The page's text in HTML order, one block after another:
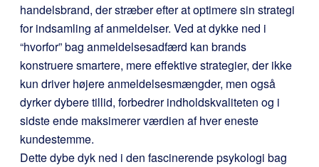
handelsbrand, der stræber efter at optimere sin strategi
for indsamling af anmeldelser. Ved at dykke ned i
“hvorfor” bag anmeldelsesadfærd kan brands
konstruere smartere, mere effektive strategier, der ikke
kun driver højere anmeldelsesmængder, men også
dyrker dybere tillid, forbedrer indholdskvaliteten og i
sidste ende maksimerer værdien af hver eneste
kundestemme.
Dette dybe dyk ned i den fascinerende psykologi bag